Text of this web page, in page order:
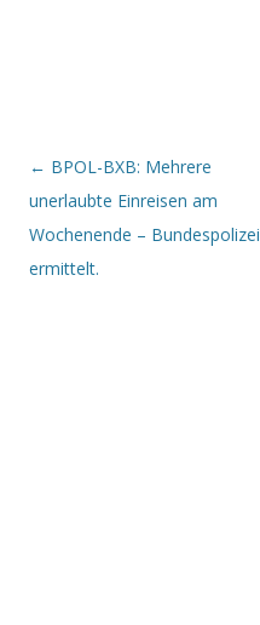
Beitrags-Navigation
← BPOL-BXB: Mehrere
unerlaubte Einreisen am
Wochenende – Bundespolizei
ermittelt.